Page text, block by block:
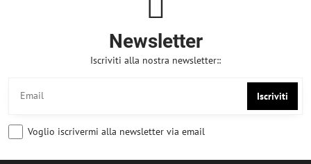
Newsletter
Iscriviti alla nostra newsletter::
Iscriviti
Voglio iscrivermi alla newsletter via email